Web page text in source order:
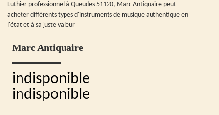
Luthier professionnel à Queudes 51120, Marc Antiquaire peut
acheter différents types d'instruments de musique authentique en
l'état et à sa juste valeur
Marc Antiquaire
indisponible
indisponible